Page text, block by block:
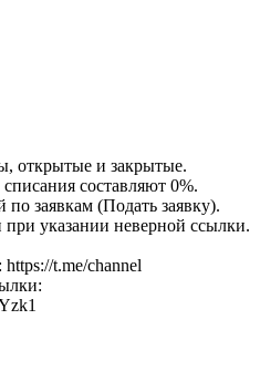
открытые и закрытые.
составляют 0%.
по заявкам (Подать заявку).
при указании неверной ссылки.
t.me/channel